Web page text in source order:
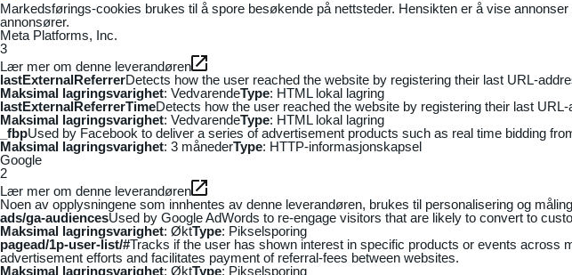
Markedsførings-cookies brukes til å spore besøkende på nettsteder. Hensikten er å vise
annonsører.
Meta Platforms, Inc.
3
Lær mer om denne leverandøren
lastExternalReferrerDetects how the user reached the website by registering their last URL-
Maksimal lagringsvarighet: VedvarendeType: HTML lokal lagring
lastExternalReferrerTimeDetects how the user reached the website by registering their last URL-
Maksimal lagringsvarighet: VedvarendeType: HTML lokal lagring
_fbpUsed by Facebook to deliver a series of advertisement products such as real time bidding
Maksimal lagringsvarighet: 3 månederType: HTTP-informasjonskapsel
Google
2
Lær mer om denne leverandøren
Noen av opplysningene som innhentes av denne leverandøren, brukes til personalisering og
ads/ga-audiencesUsed by Google AdWords to re-engage visitors that are likely to convert to
Maksimal lagringsvarighet: ØktType: Pikselsporing
pagead/1p-user-list/#Tracks if the user has shown interest in specific products or events across
advertisement efforts and facilitates payment of referral-fees between websites.
Maksimal lagringsvarighet: ØktType: Pikselsporing